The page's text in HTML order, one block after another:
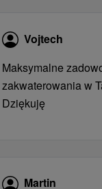
Vojtech
Maksymalne
zakwaterowania w
Dziękuję
Martin